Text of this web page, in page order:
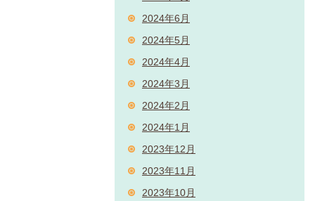
2024年6月
2024年5月
2024年4月
2024年3月
2024年2月
2024年1月
2023年12月
2023年11月
2023年10月